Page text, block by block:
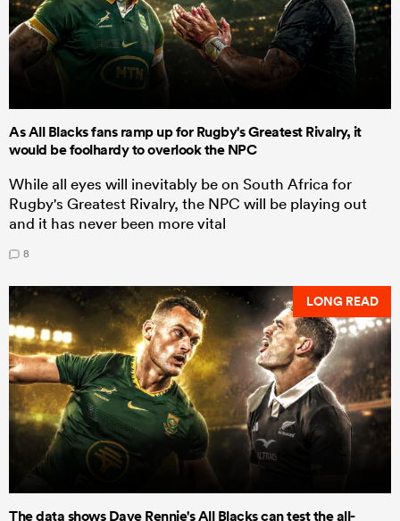
As All Blacks fans ramp up for Rugby's Greatest Rivalry, it
would be foolhardy to overlook the NPC
While all eyes will inevitably be on South Africa for
Rugby's Greatest Rivalry, the NPC will be playing out
and it has never been more vital
8
LONG READ
The data shows Dave Rennie's All Blacks can test the all-